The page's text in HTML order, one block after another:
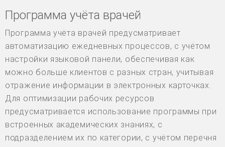
Программа учёта врачей
Программа учёта врачей предусматривает
автоматизацию ежедневных процессов, с учётом
настройки языковой панели, обеспечивая как
можно больше клиентов с разных стран, учитывая
отражение информации в электронных карточках.
Для оптимизации рабочих ресурсов
предусматривается использование программы при
встроенных академических знаниях, с
подразделением их по категории, с учётом перечня